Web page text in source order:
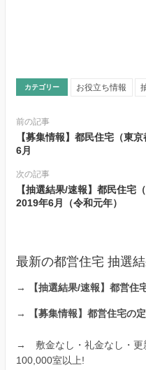
カテゴリー お役立ち情報
前の記事
【募集情報】都民住宅（東
6月
次の記事
【抽選結果/速報】都民住宅
2019年6月（令和元年）
最新の都営住宅 抽選
→ 【抽選結果/速報】都営住
→ 【募集情報】都営住宅の
→ 敷金なし・礼金なし・
100,000室以上!